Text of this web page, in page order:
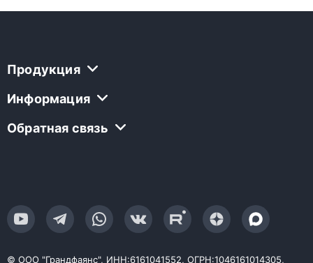
Продукция
Информация
Обратная связь
© ООО "Грандфаянс", ИНН:6161041552, ОГРН:1046161014305,